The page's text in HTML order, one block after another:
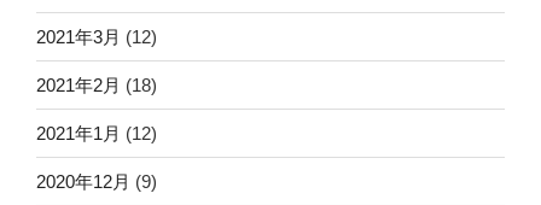
2021年3月 (12)
2021年2月 (18)
2021年1月 (12)
2020年12月 (9)